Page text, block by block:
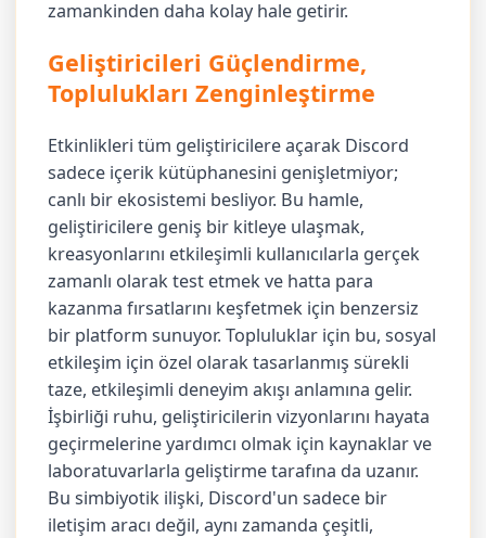
zamankinden daha kolay hale getirir.
Geliştiricileri Güçlendirme,
Toplulukları Zenginleştirme
Etkinlikleri tüm geliştiricilere açarak Discord
sadece içerik kütüphanesini genişletmiyor;
canlı bir ekosistemi besliyor. Bu hamle,
geliştiricilere geniş bir kitleye ulaşmak,
kreasyonlarını etkileşimli kullanıcılarla gerçek
zamanlı olarak test etmek ve hatta para
kazanma fırsatlarını keşfetmek için benzersiz
bir platform sunuyor. Topluluklar için bu, sosyal
etkileşim için özel olarak tasarlanmış sürekli
taze, etkileşimli deneyim akışı anlamına gelir.
İşbirliği ruhu, geliştiricilerin vizyonlarını hayata
geçirmelerine yardımcı olmak için kaynaklar ve
laboratuvarlarla geliştirme tarafına da uzanır.
Bu simbiyotik ilişki, Discord'un sadece bir
iletişim aracı değil, aynı zamanda çeşitli,